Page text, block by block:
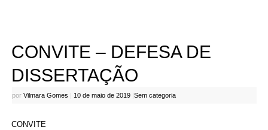
CONVITE – DEFESA DE
DISSERTAÇÃO
por Vilmara Gomes 10 de maio de 2019 Sem categoria
CONVITE